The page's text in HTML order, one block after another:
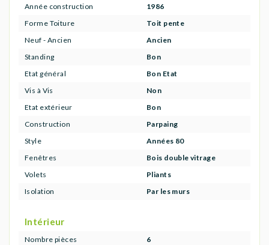
Année construction
1986
Forme Toiture
Toit pente
Neuf - Ancien
Ancien
Standing
Bon
Etat général
Bon Etat
Vis à Vis
Non
Etat extérieur
Bon
Construction
Parpaing
Style
Années 80
Fenêtres
Bois double vitrage
Volets
Pliants
Isolation
Par les murs
Intérieur
Nombre pièces
6